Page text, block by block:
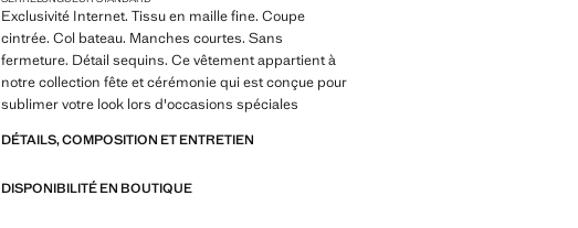
Exclusivité Internet. Tissu en maille fine. Coupe
cintrée. Col bateau. Manches courtes. Sans
fermeture. Détail sequins. Ce vêtement appartient à
notre collection fête et cérémonie qui est conçue pour
sublimer votre look lors d'occasions spéciales
DÉTAILS, COMPOSITION ET ENTRETIEN
DISPONIBILITÉ EN BOUTIQUE